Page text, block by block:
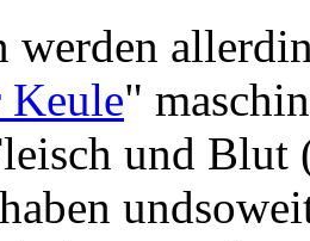
werden
Keule"
und